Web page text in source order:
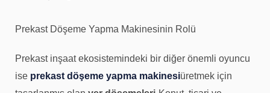
Prekast Döşeme Yapma Makinesinin Rolü
Prekast inşaat ekosistemindeki bir diğer önemli oyuncu
ise prekast döşeme yapma makinesiüretmek için